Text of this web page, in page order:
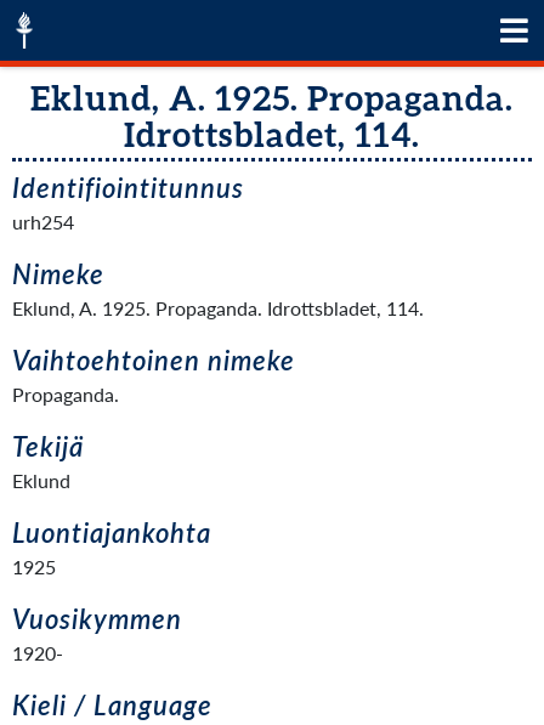
Eklund, A. 1925. Propaganda.
Idrottsbladet, 114.
Identifiointitunnus
urh254
Nimeke
Eklund, A. 1925. Propaganda. Idrottsbladet, 114.
Vaihtoehtoinen nimeke
Propaganda.
Tekijä
Eklund
Luontiajankohta
1925
Vuosikymmen
1920-
Kieli / Language